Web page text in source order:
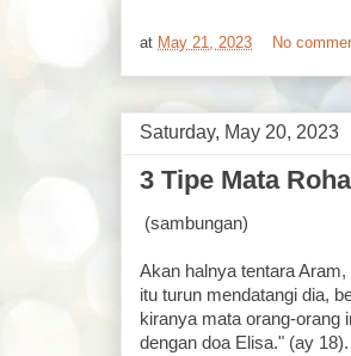
at May 21, 2023 No
Saturday, May 20, 2023
3 Tipe Mata
(sambungan)
Akan halnya tentara
itu turun mendatangi dia,
kiranya mata orang-orang
dengan doa Elisa." (ay 18).